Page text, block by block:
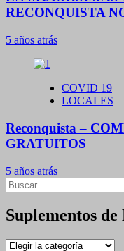
RECONQUISTA
5 años atrás
COVID 19
LOCALES
Reconquista –
GRATUITOS
5 años atrás
Buscar:
Suplementos
Suplementos